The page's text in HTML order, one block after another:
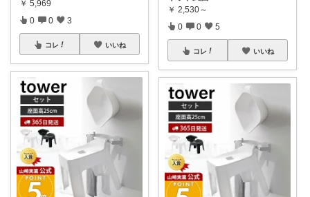
￥ 5,969
0 0 3
コレ いいね
￥ 2,530～
0 0 5
コレ いいね